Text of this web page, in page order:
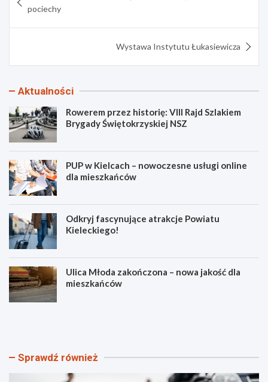
wpisu
pociechy
Wystawa Instytutu Łukasiewicza
Aktualności
Rowerem przez historię: VIII Rajd Szlakiem
Brygady Świętokrzyskiej NSZ
PUP w Kielcach – nowoczesne usługi online
dla mieszkańców
Odkryj fascynujące atrakcje Powiatu
Kieleckiego!
Ulica Młoda zakończona – nowa jakość dla
mieszkańców
R
e
P
i
Sprawdź również